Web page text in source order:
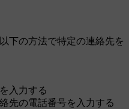
下の方法で特定の連絡先を
入力する
先の電話番号を入力する